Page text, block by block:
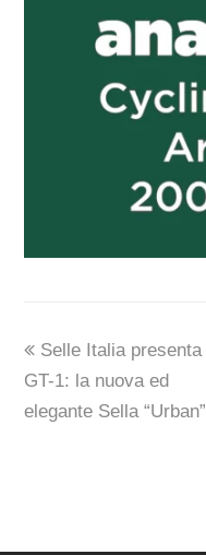
previous
post:
Selle Italia presenta
GT-1: la nuova ed
elegante Sella “Urban”